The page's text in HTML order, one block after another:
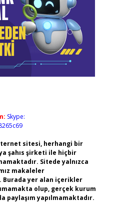
Skype:
sitesi, herhangi bir
şahıs şirketi ile hiçbir
Sitede yalnızca
makaleler
Burada yer alan içerikler
olup, gerçek kurum
paylaşım yapılmamaktadır.